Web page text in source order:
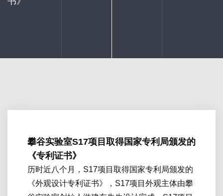
攀谷实验室S17项目取得国家专利局颁发的
《专利证书》
历时近八个月，S17项目取得国家专利局颁发的
《外观设计专利证书》，S17项目外观主体由攀